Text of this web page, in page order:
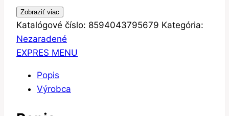
Zobraziť viac
Katalógové číslo: 8594043795679 Kategória:
Nezaradené
EXPRES MENU
Popis
Výrobca